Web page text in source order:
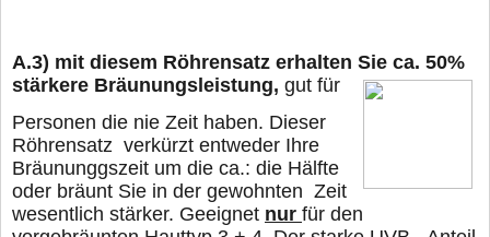
A.3) mit diesem Röhrensatz erhalten Sie ca. 50%
stärkere Bräunungsleistung, gut für
Personen die nie Zeit haben. Dieser
Röhrensatz verkürzt entweder Ihre
Bräununggszeit um die ca.: die Hälfte
oder bräunt Sie in der gewohnten Zeit
wesentlich stärker. Geeignet nur für den